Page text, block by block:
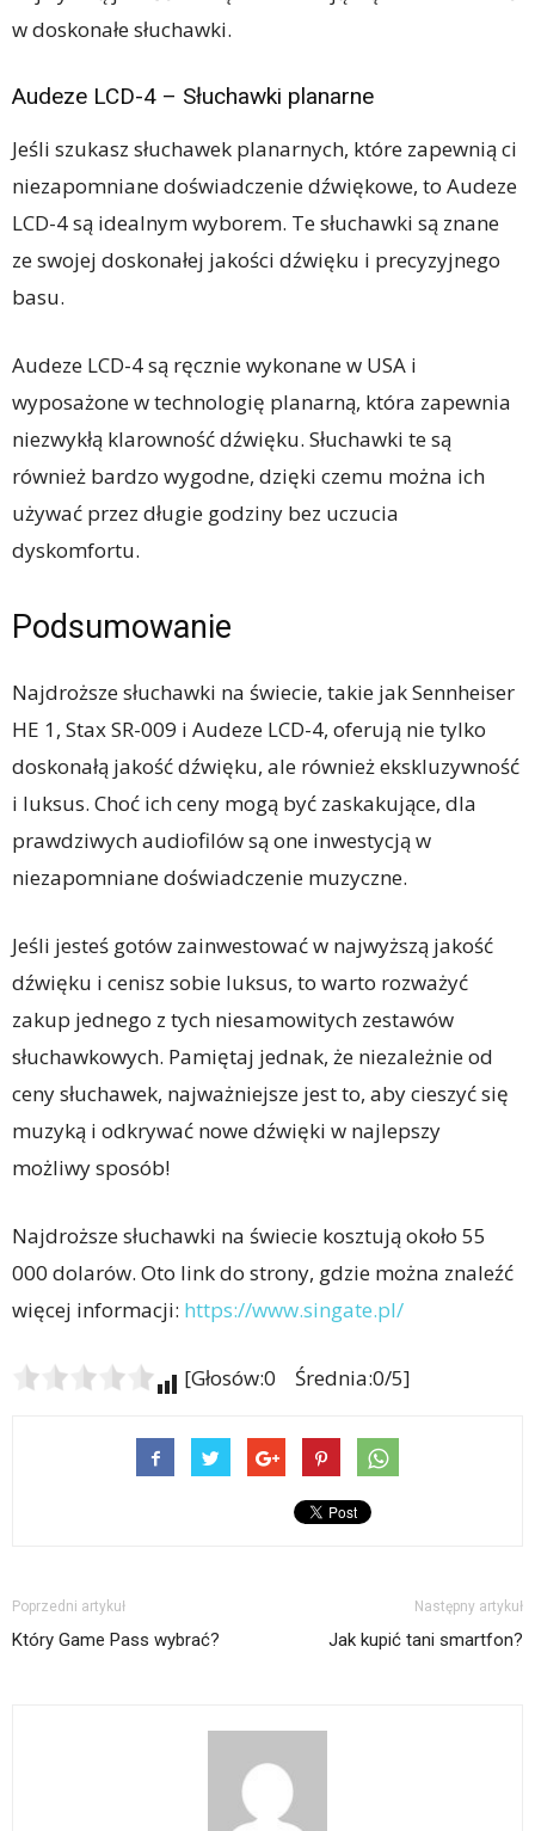
w doskonałe słuchawki.
Audeze LCD-4 – Słuchawki planarne
Jeśli szukasz słuchawek planarnych, które zapewnią ci
niezapomniane doświadczenie dźwiękowe, to Audeze
LCD-4 są idealnym wyborem. Te słuchawki są znane
ze swojej doskonałej jakości dźwięku i precyzyjnego
basu.
Audeze LCD-4 są ręcznie wykonane w USA i
wyposażone w technologię planarną, która zapewnia
niezwykłą klarowność dźwięku. Słuchawki te są
również bardzo wygodne, dzięki czemu można ich
używać przez długie godziny bez uczucia
dyskomfortu.
Podsumowanie
Najdroższe słuchawki na świecie, takie jak Sennheiser
HE 1, Stax SR-009 i Audeze LCD-4, oferują nie tylko
doskonałą jakość dźwięku, ale również ekskluzywność
i luksus. Choć ich ceny mogą być zaskakujące, dla
prawdziwych audiofilów są one inwestycją w
niezapomniane doświadczenie muzyczne.
Jeśli jesteś gotów zainwestować w najwyższą jakość
dźwięku i cenisz sobie luksus, to warto rozważyć
zakup jednego z tych niesamowitych zestawów
słuchawkowych. Pamiętaj jednak, że niezależnie od
ceny słuchawek, najważniejsze jest to, aby cieszyć się
muzyką i odkrywać nowe dźwięki w najlepszy
możliwy sposób!
Najdroższe słuchawki na świecie kosztują około 55
000 dolarów. Oto link do strony, gdzie można znaleźć
więcej informacji: https://www.singate.pl/
[Głosów:0 Średnia:0/5]
Poprzedni artykuł
Który Game Pass wybrać?
Następny artykuł
Jak kupić tani smartfon?